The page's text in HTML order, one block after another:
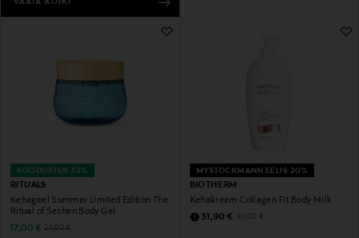
VAATA KÕIKI
SOODUSTUS 32%
RITUALS
Kehageel Summer Limited Edition The
Ritual of Seshen Body Gel
Discounted Price
17,00 € Original Price
24,90 €
MYSTOCKMANN EELIS 20%
BIOTHERM
Kehakreem Collagen Fit Body Milk
Discounted Price
31,90 € Original Price
40,00 €